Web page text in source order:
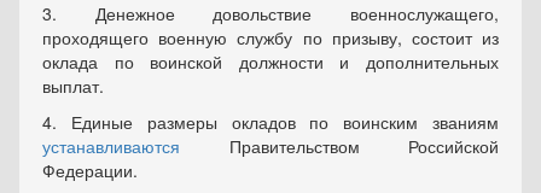
3. Денежное довольствие военнослужащего,
проходящего военную службу по призыву, состоит из
оклада по воинской должности и дополнительных
выплат.
4. Единые размеры окладов по воинским званиям
устанавливаются Правительством Российской
Федерации.